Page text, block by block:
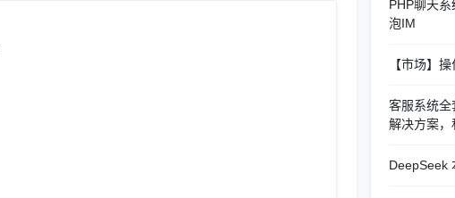
PHP聊天
泡IM
【市场】
客服系统全
解决方案，
DeepSeek